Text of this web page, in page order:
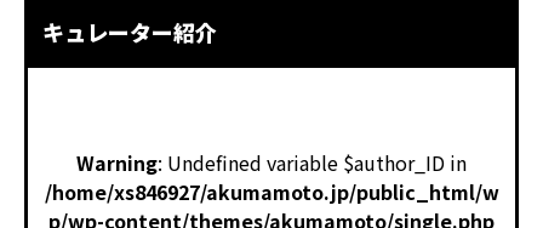
キュレーター紹介
Warning: Undefined variable $author_ID in
/home/xs846927/akumamoto.jp/public_html/w
p/wp-content/themes/akumamoto/single.php